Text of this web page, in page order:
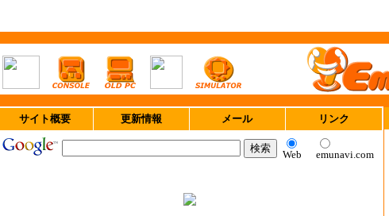
サイト概要 更新情報 メール リンク
Web emunavi.com